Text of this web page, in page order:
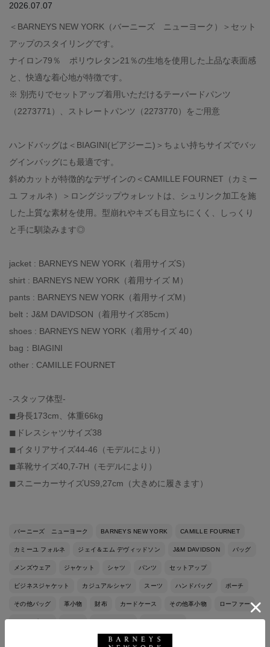
2026.07.07
＜BARNEYS NEW YORK（バーニーズ ニューヨーク）＞セット
アップのスタイリングです。
ナイロン79％ ポリウレタン21％の生地を使用した上品な表面感
と、快適な着心地が特徴です。
※ 別売りでセットアップ着用いただけるテーパードパンツ
（2273771）、ストレートパンツ（2273770）をご用意
ハンドバッグは＜BIAGINI(ビアジーニ)＞ちょい持ちサイズでバッ
グインバッグにも最適です。
斜めカットが特徴的なデザインの＜CAMILLE FOURNET（カミー
ユ フォルネ）＞ロングジップウォレットは、シュリンク加工を施
した上質な素材を使用。型崩れやキズも目立ちにくく、しっくり
と手に馴染みます◎
jacket : BARNEYS NEW YORK（着用サイズS）
shirt : BARNEYS NEW YORK（着用サイズ M）
pants : BARNEYS NEW YORK（着用サイズM）
belt：J&M DAVIDSON（着用サイズ85cm）
shoes : BARNEYS NEW YORK（着用サイズ 40）
bag：BIAGINI
other : CAMILLE FOURNET
-スタッフ体型-
◼︎身長173cm、体重66kg
◼︎ドレスシャツサイズ38
◼︎イタリアサイズ44-46（モデルにより）
◼︎革靴サイズ40,7-7H（モデルにより）
◼︎スニーカーサイズUS9,27cm（大きめに履きます）
バーニーズ ニューヨーク BARNEYS NEW YORK CAMILLE FOURNET
カミーユ フォルネ ジェイ＆エム デヴィッドソン J&M DAVIDSON バッグ
メンズウェア ジャケット シャツ パンツ セットアップ
ビジネスジャケット カジュアルシャツ スーツ ハンドバッグ ポーチ
その他バッグ 革小物 財布 カードケース その他革小物 ローファー
ドローストリング